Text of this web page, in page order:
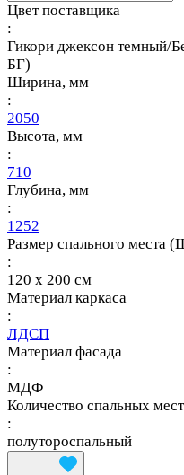
Цвет поставщика
:
Гикори джексон темный/
БГ)
Ширина, мм
:
2050
Высота, мм
:
710
Глубина, мм
:
1252
Размер спального места
:
120 х 200 см
Материал каркаса
:
ЛДСП
Материал фасада
:
МДФ
Количество спальных мест
:
полутороспальный